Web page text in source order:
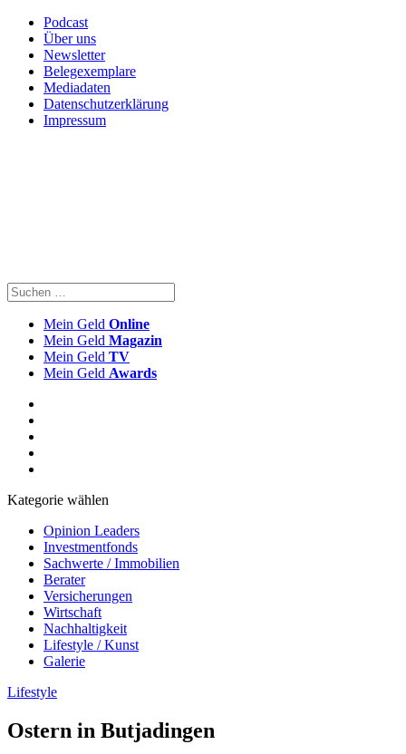
Podcast
Über uns
Newsletter
Belegexemplare
Mediadaten
Datenschutzerklärung
Impressum
Mein Geld Online
Mein Geld Magazin
Mein Geld TV
Mein Geld Awards
Kategorie wählen
Opinion Leaders
Investmentfonds
Sachwerte / Immobilien
Berater
Versicherungen
Wirtschaft
Nachhaltigkeit
Lifestyle / Kunst
Galerie
Lifestyle
Ostern in Butjadingen